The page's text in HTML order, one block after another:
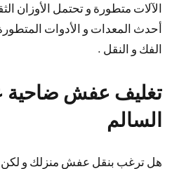
الآلات متطورة و تحتمل الأوزان
أحدث المعدات و الأدوات
الفك و النقل .
تغليف عفش ضاحية
السالم
هل ترغب بنقل عفش منزلك و لكن